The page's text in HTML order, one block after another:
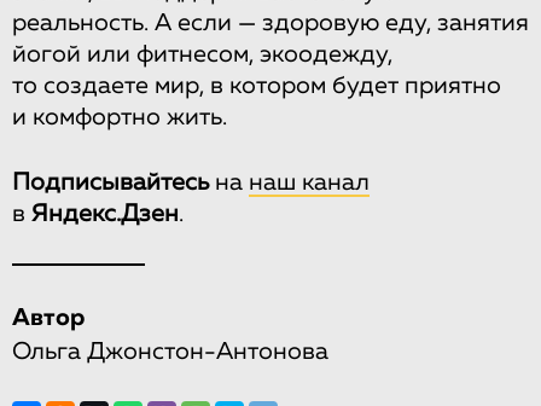
реальность. А если — здоровую еду, занятия
йогой или фитнесом, экоодежду,
то создаете мир, в котором будет приятно
и комфортно жить.
Подписывайтесьна наш канал
в Яндекс.Дзен.
Автор
Ольга Джонстон-Антонова